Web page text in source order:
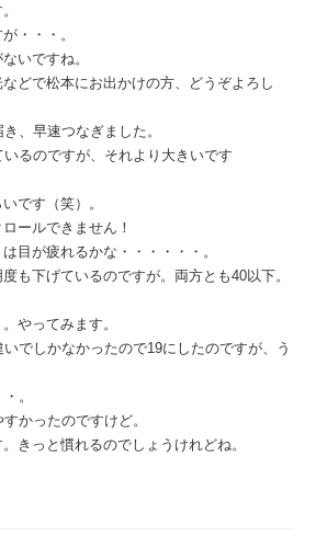
・・・。
いですね。
どで松本にお出かけの方、どうぞよろし
、早速つなぎました。
るのですが、それより大きいです
です（笑）。
ールできません！
目が疲れるかな・・・・・・。
も下げているのですが。両方とも40以下。
やってみます。
でしかなかったので19にしたのですが、う
。
かったのですけど。
きっと慣れるのでしょうけれどね。